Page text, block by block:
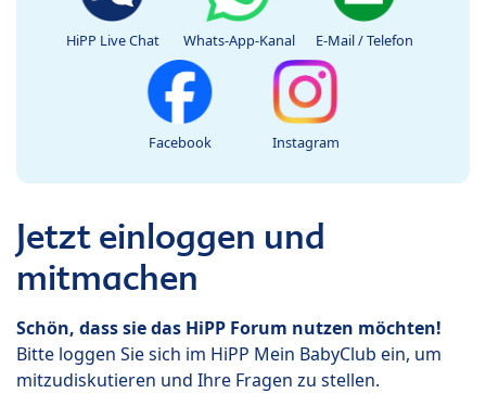
HiPP Live Chat Whats-App-Kanal E-Mail / Telefon
Facebook Instagram
Jetzt einloggen und
mitmachen
Schön, dass sie das HiPP Forum nutzen möchten!
Bitte loggen Sie sich im HiPP Mein BabyClub ein, um
mitzudiskutieren und Ihre Fragen zu stellen.